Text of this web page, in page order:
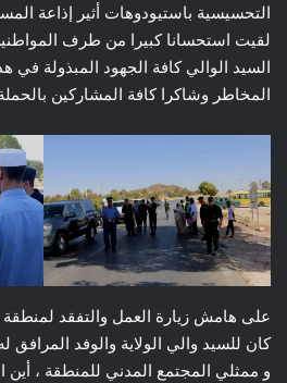
التحسيسية باستيودوهات أثير إذاعة
لقيت استحسانا كبيرا من طرف
السيد الوالي كافة الجهود المبذولة في
المخاطر وشاكرا كافة المشاركين
على هامش زيارة العمل والتفقد لمنطقة
كان للسيد والي الولاية والوفد المرافق
و ممثلي المجتمع المدني للمنطقة ، أين